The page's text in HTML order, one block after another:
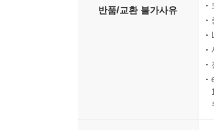
반품/교환 불가사유